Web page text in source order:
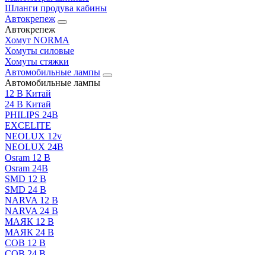
Шланги продува кабины
Автокрепеж
Автокрепеж
Хомут NORMA
Хомуты силовые
Хомуты стяжки
Автомобильные лампы
Автомобильные лампы
12 В Китай
24 В Китай
PHILIPS 24В
EXCELITE
NEOLUX 12v
NEOLUX 24В
Osram 12 В
Osram 24В
SMD 12 В
SMD 24 В
NARVA 12 В
NARVA 24 В
МАЯК 12 В
МАЯК 24 В
COB 12 В